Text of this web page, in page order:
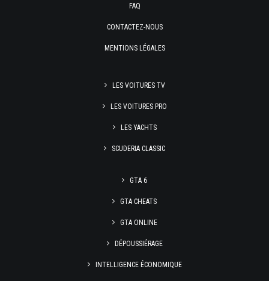
FAQ
CONTACTEZ-NOUS
MENTIONS LÉGALES
LES VOITURES TV
LES VOITURES PRO
LES YACHTS
SCUDERIA CLASSIC
GTA 6
GTA CHEATS
GTA ONLINE
DÉPOUSSIÉRAGE
INTELLIGENCE ÉCONOMIQUE